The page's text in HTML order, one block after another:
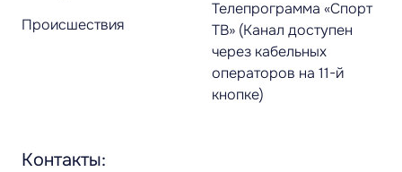
Происшествия
Телепрограмма «Спорт
ТВ» (Канал доступен
через кабельных
операторов на 11-й
кнопке)
Контакты: